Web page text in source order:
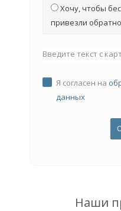
Хочу, чтобы
привезли
Введите текст с
Я согласен на
данных
Наши